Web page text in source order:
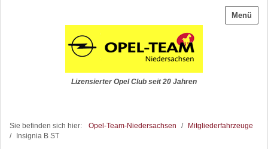
Menü
Lizensierter Opel Club seit 20 Jahren
Sie befinden sich hier: Opel-Team-Niedersachsen /
Mitgliederfahrzeuge
/
Insignia B ST